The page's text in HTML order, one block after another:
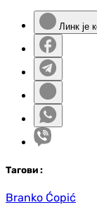
Линк је
Тагови :
Branko Ćopić